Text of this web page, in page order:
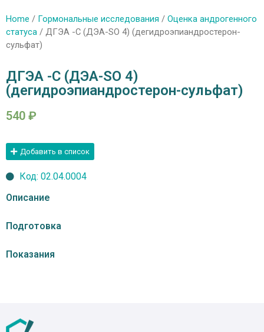
Home / Гормональные исследования / Оценка андрогенного
статуса / ДГЭА -С (ДЭА-SO 4) (дегидроэпиандростерон-
сульфат)
ДГЭА -С (ДЭА-SO 4)
(дегидроэпиандростерон-сульфат)
540 ₽
Добавить в список
Код: 02.04.0004
Описание
Подготовка
Показания